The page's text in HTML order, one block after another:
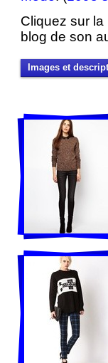
Cliquez sur
blog de son
Images et